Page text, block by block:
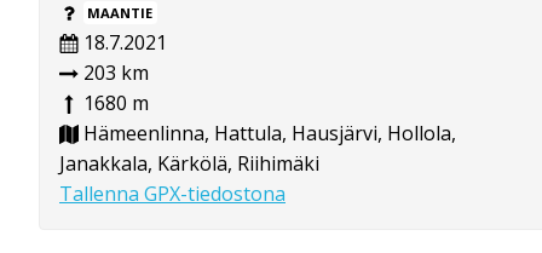
MAANTIE
18.7.2021
203 km
1680 m
Hämeenlinna, Hattula, Hausjärvi, Hollola,
Janakkala, Kärkölä, Riihimäki
Tallenna GPX-tiedostona